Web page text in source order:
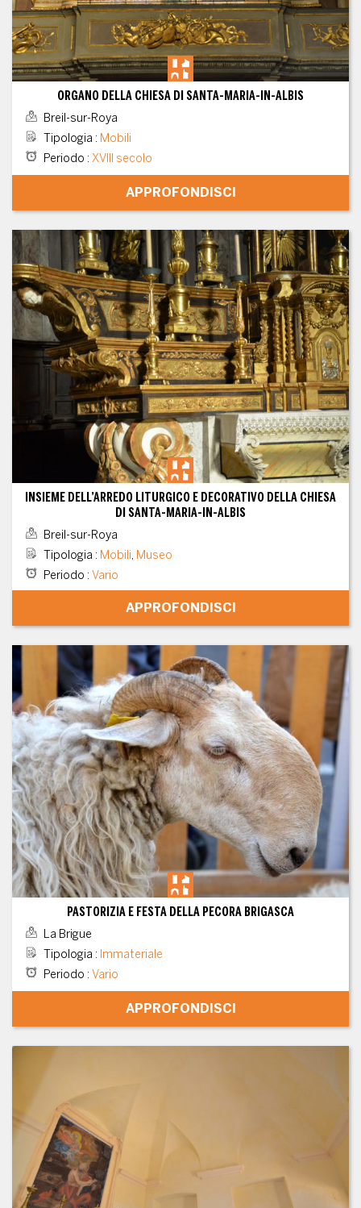
ORGANO DELLA CHIESA DI SANTA-MARIA-IN-ALBIS
Breil-sur-Roya
Tipologia : Mobili
Periodo : XVIII secolo
APPROFONDISCI
INSIEME DELL’ARREDO LITURGICO E DECORATIVO DELLA CHIESA
DI SANTA-MARIA-IN-ALBIS
Breil-sur-Roya
Tipologia : Mobili, Museo
Periodo : Vario
APPROFONDISCI
PASTORIZIA E FESTA DELLA PECORA BRIGASCA
La Brigue
Tipologia : Immateriale
Periodo : Vario
APPROFONDISCI